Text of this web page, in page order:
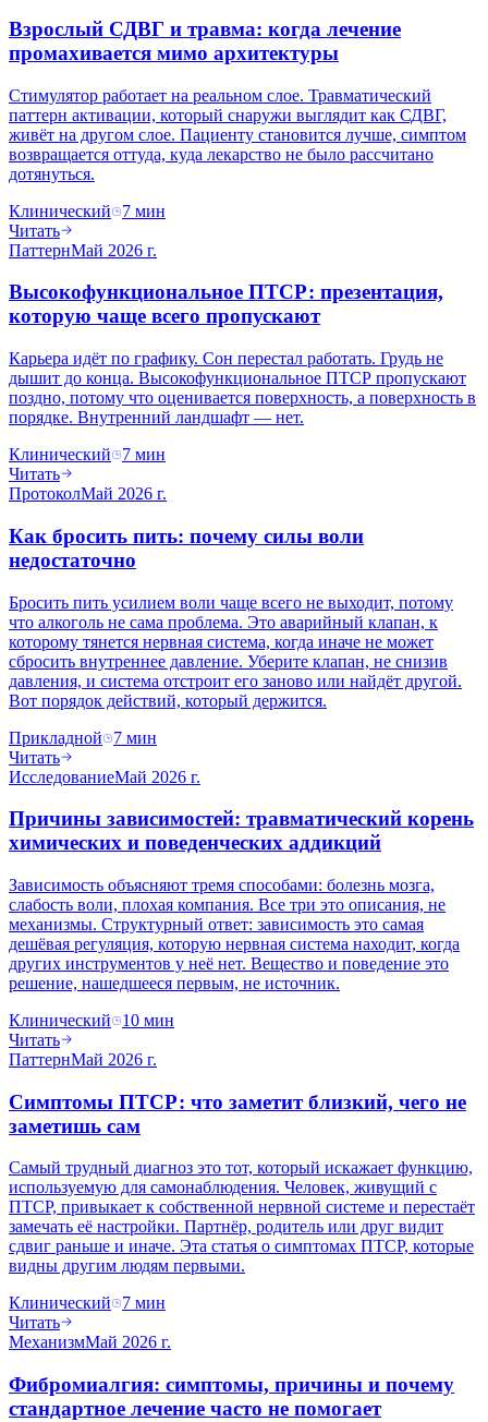
Взрослый СДВГ и травма: когда лечение
промахивается мимо архитектуры
Стимулятор работает на реальном слое. Травматический
паттерн активации, который снаружи выглядит как СДВГ,
живёт на другом слое. Пациенту становится лучше, симптом
возвращается оттуда, куда лекарство не было рассчитано
дотянуться.
Клинический
7 мин
Читать
ПаттернМай 2026 г.
Высокофункциональное ПТСР: презентация,
которую чаще всего пропускают
Карьера идёт по графику. Сон перестал работать. Грудь не
дышит до конца. Высокофункциональное ПТСР пропускают
поздно, потому что оценивается поверхность, а поверхность в
порядке. Внутренний ландшафт — нет.
Клинический
7 мин
Читать
ПротоколМай 2026 г.
Как бросить пить: почему силы воли
недостаточно
Бросить пить усилием воли чаще всего не выходит, потому
что алкоголь не сама проблема. Это аварийный клапан, к
которому тянется нервная система, когда иначе не может
сбросить внутреннее давление. Уберите клапан, не снизив
давления, и система отстроит его заново или найдёт другой.
Вот порядок действий, который держится.
Прикладной
7 мин
Читать
ИсследованиеМай 2026 г.
Причины зависимостей: травматический корень
химических и поведенческих аддикций
Зависимость объясняют тремя способами: болезнь мозга,
слабость воли, плохая компания. Все три это описания, не
механизмы. Структурный ответ: зависимость это самая
дешёвая регуляция, которую нервная система находит, когда
других инструментов у неё нет. Вещество и поведение это
решение, нашедшееся первым, не источник.
Клинический
10 мин
Читать
ПаттернМай 2026 г.
Симптомы ПТСР: что заметит близкий, чего не
заметишь сам
Самый трудный диагноз это тот, который искажает функцию,
используемую для самонаблюдения. Человек, живущий с
ПТСР, привыкает к собственной нервной системе и перестаёт
замечать её настройки. Партнёр, родитель или друг видит
сдвиг раньше и иначе. Эта статья о симптомах ПТСР, которые
видны другим людям первыми.
Клинический
7 мин
Читать
МеханизмМай 2026 г.
Фибромиалгия: симптомы, причины и почему
стандартное лечение часто не помогает